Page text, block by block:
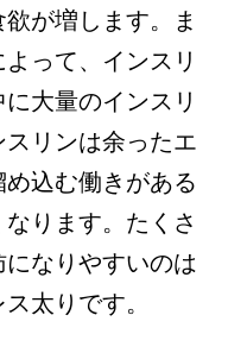
が増します。ま
って、インスリ
大量のインスリ
リンは余ったエ
込む働きがある
ります。たくさ
なりやすいのは
太りです。